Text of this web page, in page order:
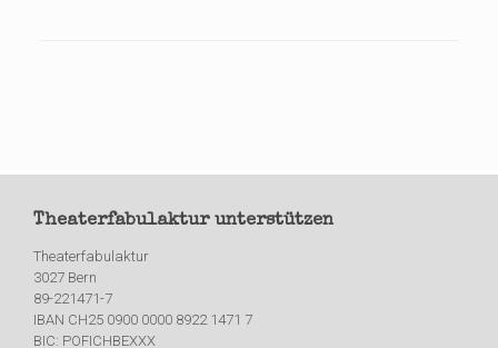
Theaterfabulaktur unterstützen
Theaterfabulaktur
3027 Bern
89-221471-7
IBAN CH25 0900 0000 8922 1471 7
BIC: POFICHBEXXX